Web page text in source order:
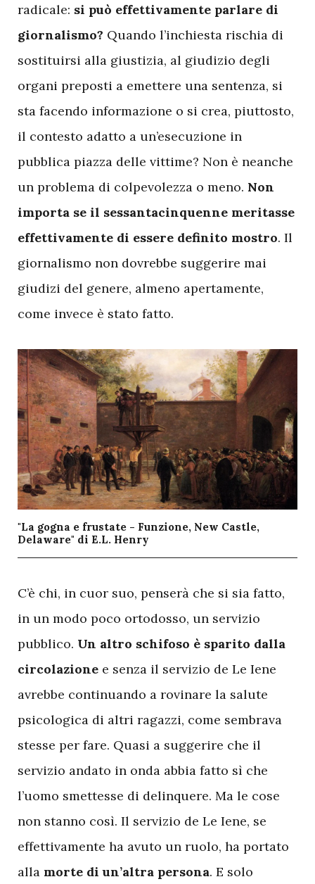
radicale: si può effettivamente parlare di
giornalismo? Quando l’inchiesta rischia di
sostituirsi alla giustizia, al giudizio degli
organi preposti a emettere una sentenza, si
sta facendo informazione o si crea, piuttosto,
il contesto adatto a un’esecuzione in
pubblica piazza delle vittime? Non è neanche
un problema di colpevolezza o meno. Non
importa se il sessantacinquenne meritasse
effettivamente di essere definito mostro. Il
giornalismo non dovrebbe suggerire mai
giudizi del genere, almeno apertamente,
come invece è stato fatto.
"La gogna e frustate - Funzione, New Castle,
Delaware" di E.L. Henry
C’è chi, in cuor suo, penserà che si sia fatto,
in un modo poco ortodosso, un servizio
pubblico. Un altro schifoso è sparito dalla
circolazione e senza il servizio de Le Iene
avrebbe continuando a rovinare la salute
psicologica di altri ragazzi, come sembrava
stesse per fare. Quasi a suggerire che il
servizio andato in onda abbia fatto sì che
l’uomo smettesse di delinquere. Ma le cose
non stanno così. Il servizio de Le Iene, se
effettivamente ha avuto un ruolo, ha portato
alla morte di un’altra persona. E solo